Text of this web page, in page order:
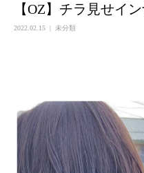
【OZ】チラ見せイ
2022.02.15 未分類